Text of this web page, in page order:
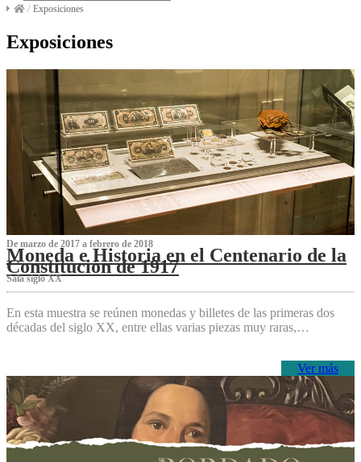
/ Exposiciones
Exposiciones
De marzo de 2017 a febrero de 2018
Moneda e Historia en el Centenario de la
Constitución de 1917
Sala siglo XX
En esta muestra se reúnen monedas y billetes de las primeras dos
décadas del siglo XX, entre ellas varias piezas muy raras,…
Ver más